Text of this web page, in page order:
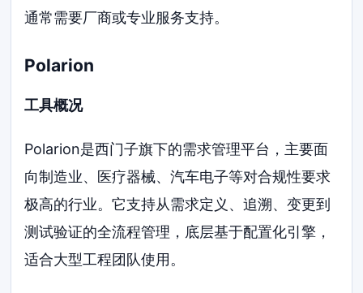
通常需要厂商或专业服务支持。
Polarion
工具概况
Polarion是西门子旗下的需求管理平台，主要面
向制造业、医疗器械、汽车电子等对合规性要求
极高的行业。它支持从需求定义、追溯、变更到
测试验证的全流程管理，底层基于配置化引擎，
适合大型工程团队使用。